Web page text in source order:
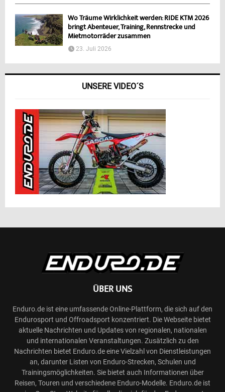
Wo Träume Wirklichkeit werden: RIDE KTM 2026
bringt Abenteuer, Training, Rennstrecke und
Mietmotorräder zusammen
23. Juli 2026
UNSERE VIDEO´S
ÜBER UNS
Enduro.de ist eine umfassende Online-Plattform, die sich auf den
Endurosport und Offroadsport konzentriert. Die Webseite bietet
aktuelle Nachrichten und Updates von regionalen, nationalen
und internationalen Veranstaltungen. Zusätzlich zu den
Nachrichten bietet Enduro.de eine Vielzahl von Dienstleistungen
an, darunter Listen von Enduro-Strecken, Schulen und
Trainingsmöglichkeiten. Sie bietet auch Informationen über
Reisen, Touren und verschiedene Enduro-Modelle. Enduro.de ist